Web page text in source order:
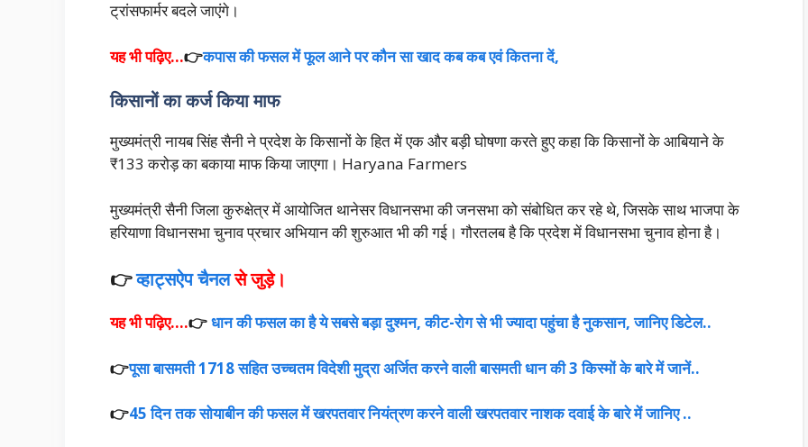
ट्रांसफार्मर बदले जाएंगे।
यह भी पढ़िए…👉कपास की फसल में फूल आने पर कौन सा खाद कब कब एवं कितना दें,
किसानों का कर्ज किया माफ
मुख्यमंत्री नायब सिंह सैनी ने प्रदेश के किसानों के हित में एक और बड़ी घोषणा करते हुए कहा कि किसानों के आबियाने के
₹133 करोड़ का बकाया माफ किया जाएगा। Haryana Farmers
मुख्यमंत्री सैनी जिला कुरुक्षेत्र में आयोजित थानेसर विधानसभा की जनसभा को संबोधित कर रहे थे, जिसके साथ भाजपा के
हरियाणा विधानसभा चुनाव प्रचार अभियान की शुरुआत भी की गई। गौरतलब है कि प्रदेश में विधानसभा चुनाव होना है।
👉व्हाट्सऐप चैनलसे जुड़े।
यह भी पढ़िए….👉धान की फसल का है ये सबसे बड़ा दुश्मन, कीट-रोग से भी ज्यादा पहुंचा है नुकसान, जानिए डिटेल..
👉पूसा बासमती 1718 सहित उच्चतम विदेशी मुद्रा अर्जित करने वाली बासमती धान की 3 किस्मों के बारे में जानें..
👉45 दिन तक सोयाबीन की फसल में खरपतवार नियंत्रण करने वाली खरपतवार नाशक दवाई के बारे में जानिए ..